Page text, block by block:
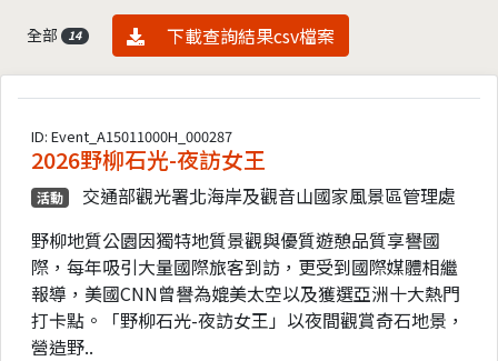
全部 14 資料下載
下載查詢結果csv檔案
ID: Event_A15011000H_000287
2026野柳石光-夜訪女王
活動
交通部觀光署北海岸及觀音山國家風景區管理處
野柳地質公園因獨特地質景觀與優質遊憩品質享譽國
際，每年吸引大量國際旅客到訪，更受到國際媒體相繼
報導，美國CNN曾譽為媲美太空以及獲選亞洲十大熱門
打卡點。「野柳石光-夜訪女王」以夜間觀賞奇石地景，
營造野..